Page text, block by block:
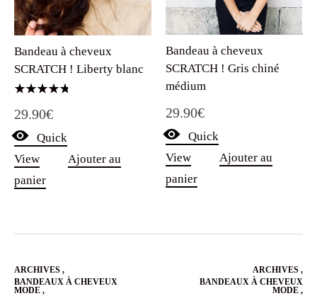
Bandeau à cheveux
SCRATCH ! Liberty blanc
4.75
sur 5
29.90€
Quick
View
Ajouter au
panier
Bandeau à cheveux
SCRATCH ! Gris chiné
médium
29.90€
Quick
View
Ajouter au
panier
ARCHIVES ,
BANDEAUX À CHEVEUX
MODE ,
ARCHIVES ,
BANDEAUX À CHEVEUX
MODE ,